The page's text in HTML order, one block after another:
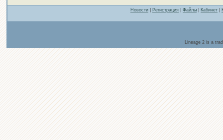
Новости Регистрация Файлы Кабинет
Lineage 2 is a